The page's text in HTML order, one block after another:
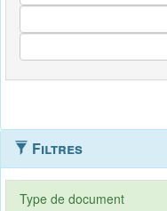
Filtres
Type de document